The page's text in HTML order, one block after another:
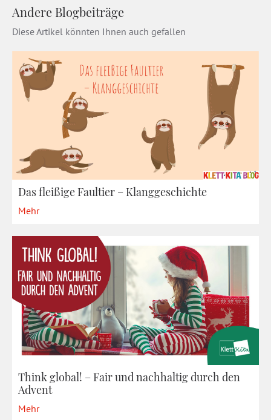
Andere Blogbeiträge
Diese Artikel könnten Ihnen auch gefallen
Das fleißige Faultier – Klanggeschichte
Mehr
Think global! – Fair und nachhaltig durch den
Advent
Mehr